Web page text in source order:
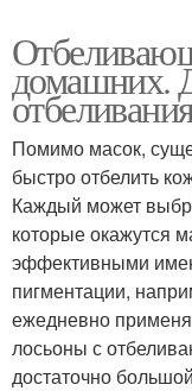
домашних.
Помимо масок,
быстро отбелить
Каждый может
которые окажутся
эффективными
пигментации,
ежедневно
лосьоны с
достаточно